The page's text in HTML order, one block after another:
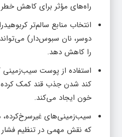
راه‌های مؤثر برای کاهش
انتخاب منابع سالم‌تر
را کاهش دهد.
استفاده از پوست سیب‌زمینی
کند شدن جذب قند کمک کرده
خون ایجاد می‌کند.
سیب‌زمینی‌های غیرسرخ‌کرده،
که نقش مهمی در تنظیم